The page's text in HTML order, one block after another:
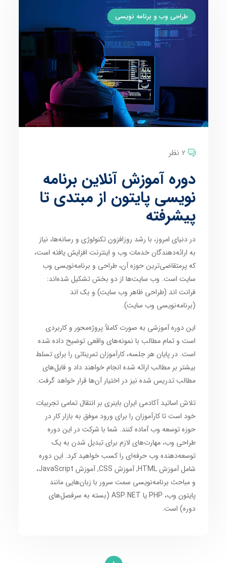
طراحی وب و برنامه نویسی
2 نظر
دوره آموزش آنلاین برنامه
نویسی پایتون از مبتدی تا
پیشرفته
در دنیای امروز، با رشد روزافزون تکنولوژی و رسانه‌ها، نیاز
به ارائه‌دهندگان خدمات وب و اینترنت افزایش یافته است،
که پرمتقاضی‌ترین حوزه آن،طراحی و برنامه‌نویسی وب
سایت است. وب سایت‌ها از دو بخش تشکیل شده‌اند:
فرانت اند (طراحی ظاهر وب سایت) و بک اند
(برنامه‌نویسی وب سایت).
ایندوره آموزشی به صورت کاملاًپروژه‌محور و کاربردی
است و تمام مطالب با نمونه‌های واقعی توضیح داده شده
است. در پایان هر جلسه، کارآموزان تمریناتی را برای تسلط
بیشتر بر مطالب ارائه شده انجام خواهند داد و فایل‌های
مطالب تدریس شده نیز در اختیار آن‌ها قرار خواهد گرفت.
تلاش اساتید آکادمی ایران باینری بر انتقال تمامی تجربیات
خود است تا کارآموزان را برای ورود موفق به بازار کار در
حوزهتوسعه وبآماده کنند. شما با شرکت در ایندوره
طراحی وب، مهارت‌های لازم برای تبدیل شدن به یک
توسعه‌دهنده وب حرفه‌ای را کسب خواهید کرد. این دوره
شاملآموزش HTML ,آموزش CSS ,آموزش JavaScript
،
و مباحث برنامه‌نویسی سمت سرور با زبان‌هایی مانند
پایتون وب، PHPیا ASP.NET (بسته به سرفصل‌های
دوره) است.